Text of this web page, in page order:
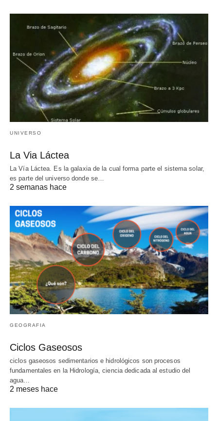
UNIVERSO
La Via Láctea
La Vía Láctea. Es la galaxia de la cual forma parte el sistema solar,
es parte del universo donde se…
2 semanas hace
GEOGRAFIA
Ciclos Gaseosos
ciclos gaseosos sedimentarios e hidrológicos son procesos
fundamentales en la Hidrología, ciencia dedicada al estudio del
agua…
2 meses hace